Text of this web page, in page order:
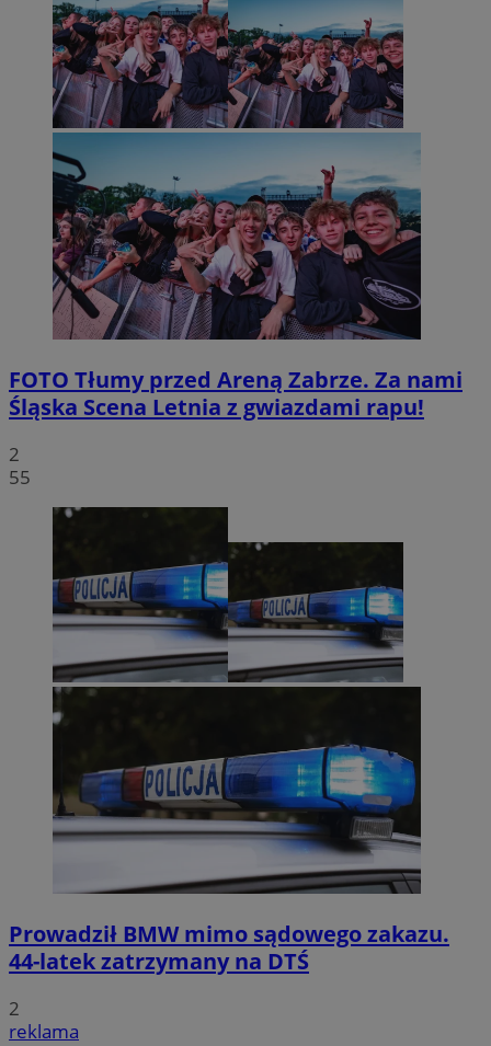
FOTO Tłumy przed Areną Zabrze. Za nami
Śląska Scena Letnia z gwiazdami rapu!
2
55
Prowadził BMW mimo sądowego zakazu.
44-latek zatrzymany na DTŚ
2
reklama